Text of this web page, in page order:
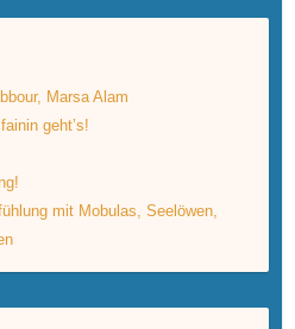
Marsa Alam
geht’s!
mit Mobulas, Seelöwen,